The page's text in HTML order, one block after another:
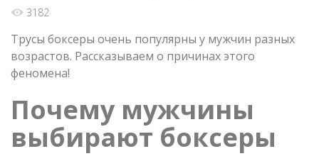
3182
Трусы боксеры очень популярны у мужчин разных
возрастов. Рассказываем о причинах этого
феномена!
Почему мужчины
выбирают боксеры